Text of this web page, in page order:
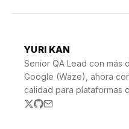
YURI KAN
Senior QA Lead con más
Google (Waze), ahora
calidad para plataformas